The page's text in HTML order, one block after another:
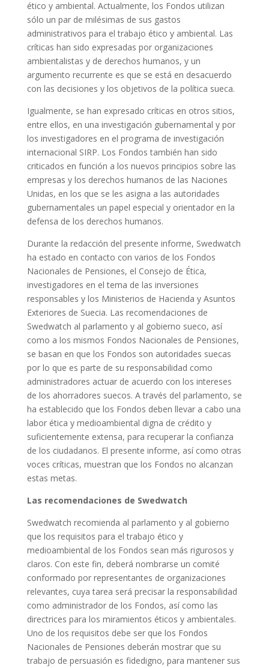
ético y ambiental. Actualmente, los Fondos utilizan
sólo un par de milésimas de sus gastos
administrativos para el trabajo ético y ambiental. Las
críticas han sido expresadas por organizaciones
ambientalistas y de derechos humanos, y un
argumento recurrente es que se está en desacuerdo
con las decisiones y los objetivos de la política sueca.
Igualmente, se han expresado críticas en otros sitios,
entre ellos, en una investigación gubernamental y por
los investigadores en el programa de investigación
internacional SIRP. Los Fondos también han sido
criticados en función a los nuevos principios sobre las
empresas y los derechos humanos de las Naciones
Unidas, en los que se les asigna a las autoridades
gubernamentales un papel especial y orientador en la
defensa de los derechos humanos.
Durante la redacción del presente informe, Swedwatch
ha estado en contacto con varios de los Fondos
Nacionales de Pensiones, el Consejo de Ética,
investigadores en el tema de las inversiones
responsables y los Ministerios de Hacienda y Asuntos
Exteriores de Suecia. Las recomendaciones de
Swedwatch al parlamento y al gobierno sueco, así
como a los mismos Fondos Nacionales de Pensiones,
se basan en que los Fondos son autoridades suecas
por lo que es parte de su responsabilidad como
administradores actuar de acuerdo con los intereses
de los ahorradores suecos. A través del parlamento, se
ha establecido que los Fondos deben llevar a cabo una
labor ética y medioambiental digna de crédito y
suficientemente extensa, para recuperar la confianza
de los ciudadanos. El presente informe, así como otras
voces críticas, muestran que los Fondos no alcanzan
estas metas.
Las recomendaciones de Swedwatch
Swedwatch recomienda al parlamento y al gobierno
que los requisitos para el trabajo ético y
medioambiental de los Fondos sean más rigurosos y
claros. Con este fin, deberá nombrarse un comité
conformado por representantes de organizaciones
relevantes, cuya tarea será precisar la responsabilidad
como administrador de los Fondos, así como las
directrices para los miramientos éticos y ambientales.
Uno de los requisitos debe ser que los Fondos
Nacionales de Pensiones deberán mostrar que su
trabajo de persuasión es fidedigno, para mantener sus